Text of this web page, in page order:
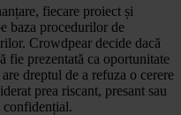
fiecare proiect și
baza procedurilor de
Crowdpear decide dacă
fie prezentată ca oportunitate
dreptul de a refuza o cerere
prea riscant, presant sau
confidențial.